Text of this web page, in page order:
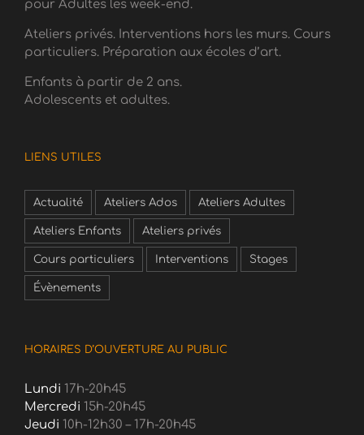
pour Adultes les week-end.
Ateliers privés. Interventions hors les murs. Cours
particuliers. Préparation aux écoles d’art.
Enfants à partir de 2 ans.
Adolescents et adultes.
LIENS UTILES
Actualité Ateliers Ados Ateliers Adultes
Ateliers Enfants Ateliers privés
Cours particuliers Interventions Stages
Évènements
HORAIRES D’OUVERTURE AU PUBLIC
Lundi 17h-20h45
Mercredi 15h-20h45
Jeudi 10h-12h30 – 17h-20h45